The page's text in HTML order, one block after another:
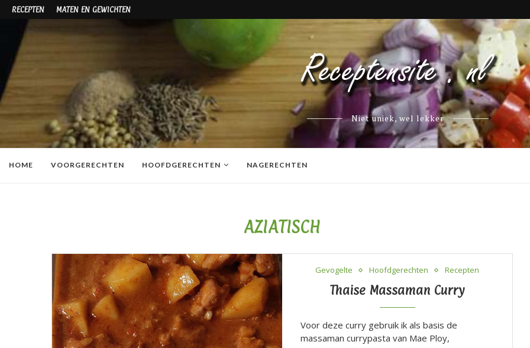
RECEPTEN MATEN EN GEWICHTEN
Niet uniek, wel lekker
HOME VOORGERECHTEN HOOFDGERECHTEN NAGERECHTEN
AZIATISCH
Gevogelte Hoofdgerechten Recepten
Thaise Massaman Curry
Voor deze curry gebruik ik als basis de
massaman currypasta van Mae Ploy,